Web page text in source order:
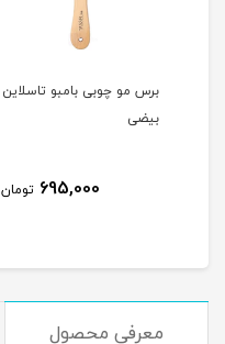
برس مو چوبی بامبو تاسلاین
بیضی
695,000 تومان
معرفی محصول